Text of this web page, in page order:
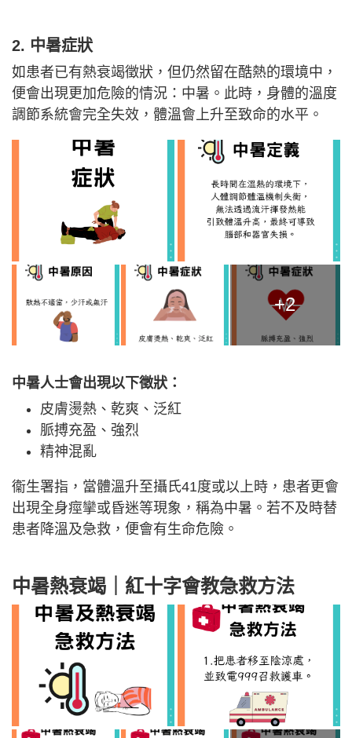
2. 中暑症狀
如患者已有熱衰竭徵狀，但仍然留在酷熱的環境中，
便會出現更加危險的情況：中暑。此時，身體的溫度
調節系統會完全失效，體溫會上升至致命的水平。
+2
中暑人士會出現以下徵狀：
皮膚燙熱、乾爽、泛紅
脈搏充盈、強烈
精神混亂
衞生署指，當體溫升至攝氏41度或以上時，患者更會
出現全身痙攣或昏迷等現象，稱為中暑。若不及時替
患者降溫及急救，便會有生命危險。
中暑熱衰竭｜紅十字會教急救方法